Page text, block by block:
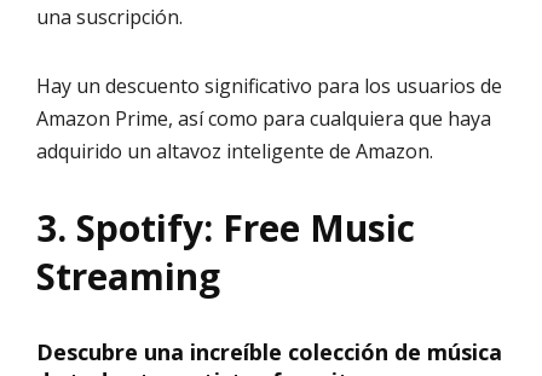
una suscripción.
Hay un descuento significativo para los usuarios de
Amazon Prime, así como para cualquiera que haya
adquirido un altavoz inteligente de Amazon.
3. Spotify: Free Music
Streaming
Descubre una increíble colección de música